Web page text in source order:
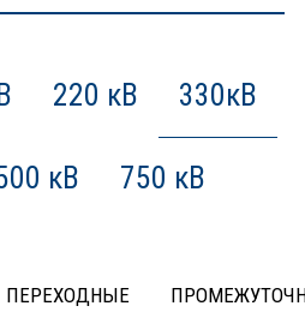
220 кВ 330кВ
кВ 750 кВ
ПЕРЕХОДНЫЕ